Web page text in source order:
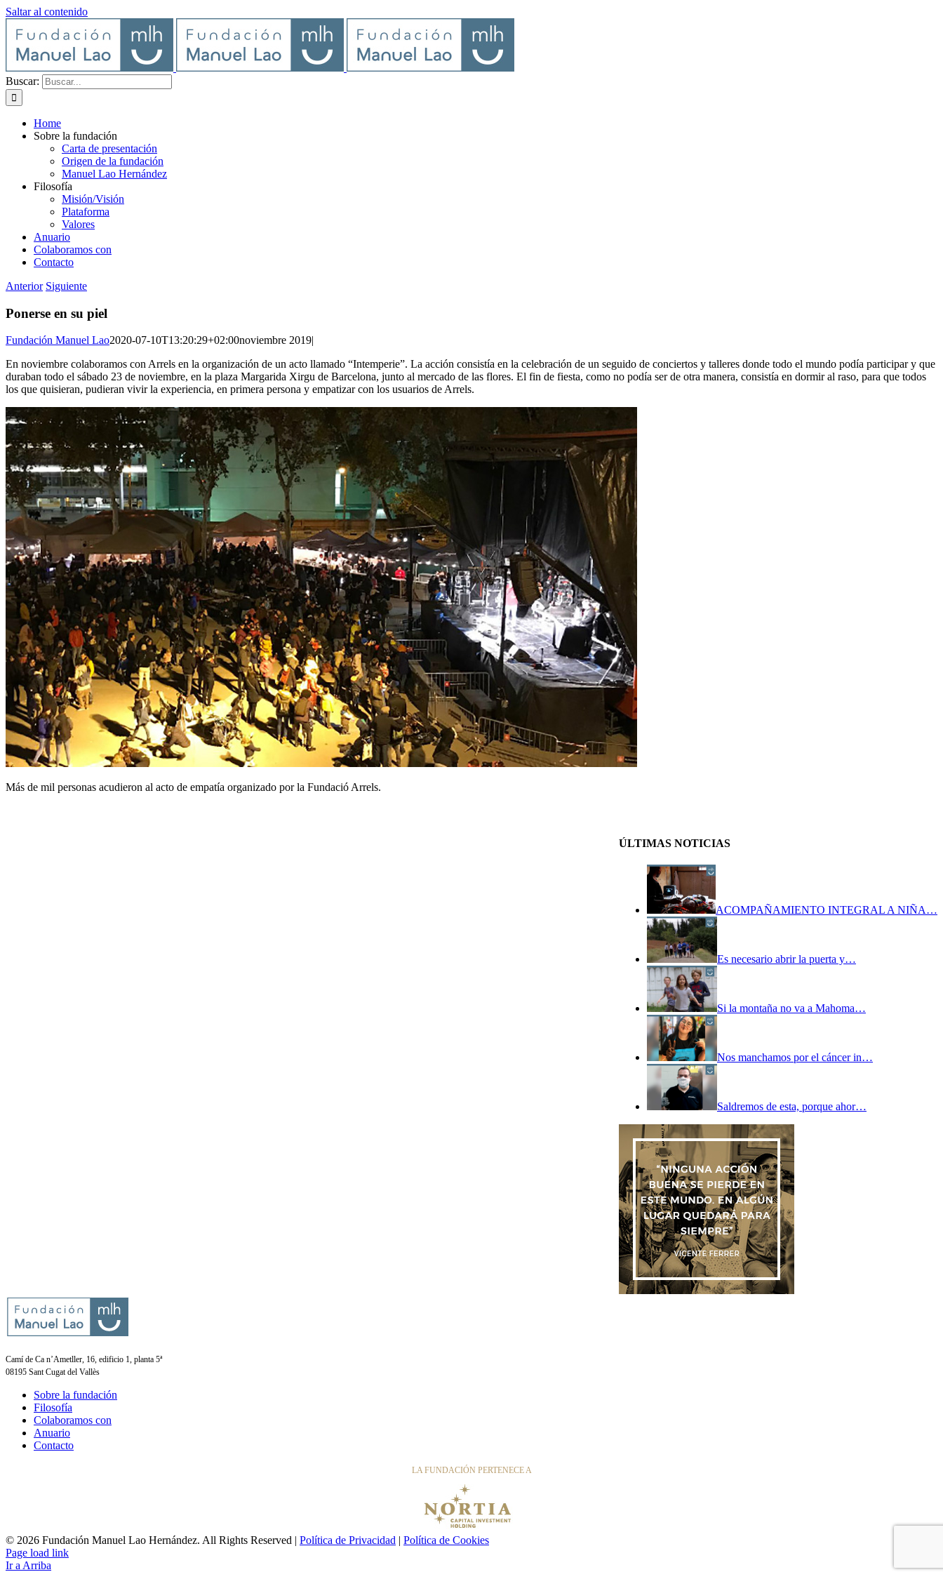
Saltar al contenido
Buscar:
Home
Sobre la fundación
Carta de presentación
Origen de la fundación
Manuel Lao Hernández
Filosofía
Misión/Visión
Plataforma
Valores
Anuario
Colaboramos con
Contacto
Anterior Siguiente
Ponerse en su piel
Fundación Manuel Lao2020-07-10T13:20:29+02:00noviembre 2019|
En noviembre colaboramos con Arrels en la organización de un acto llamado “Intemperie”. La acción consistía en la celebración de un seguido de conciertos y talleres donde todo el mundo podía participar y que
duraban todo el sábado 23 de noviembre, en la plaza Margarida Xirgu de Barcelona, junto al mercado de las flores. El fin de fiesta, como no podía ser de otra manera, consistía en dormir al raso, para que todos
los que quisieran, pudieran vivir la experiencia, en primera persona y empatizar con los usuarios de Arrels.
Más de mil personas acudieron al acto de empatía organizado por la Fundació Arrels.
ÚLTIMAS NOTICIAS
ACOMPAÑAMIENTO INTEGRAL A NIÑA…
Es necesario abrir la puerta y…
Si la montaña no va a Mahoma…
Nos manchamos por el cáncer in…
Saldremos de esta, porque ahor…
Camí de Ca n’Ametller, 16, edificio 1, planta 5ª
08195 Sant Cugat del Vallès
Sobre la fundación
Filosofía
Colaboramos con
Anuario
Contacto
LA FUNDACIÓN PERTENECE A
© 2026 Fundación Manuel Lao Hernández. All Rights Reserved | Política de Privacidad | Política de Cookies
Page load link
Ir a Arriba